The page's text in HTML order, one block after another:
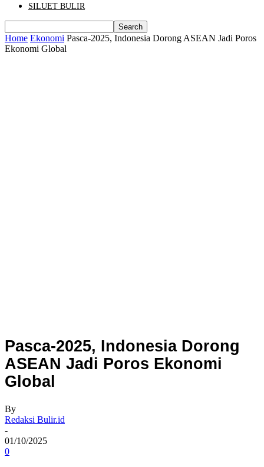
SILUET BULIR
Home Ekonomi Pasca-2025, Indonesia Dorong ASEAN Jadi Poros
Ekonomi Global
Pasca-2025, Indonesia Dorong
ASEAN Jadi Poros Ekonomi
Global
By
Redaksi Bulir.id
-
01/10/2025
0